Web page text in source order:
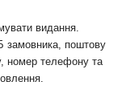
видання.
замовника, поштову
номер телефону та